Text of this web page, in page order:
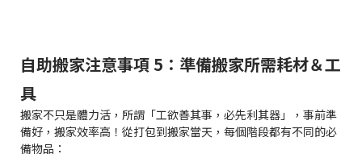
自助搬家注意事項 5：準備搬家所需耗材＆工
具
搬家不只是體力活，所謂「工欲善其事，必先利其器」，事前準
備好，搬家效率高！從打包到搬家當天，每個階段都有不同的必
備物品：